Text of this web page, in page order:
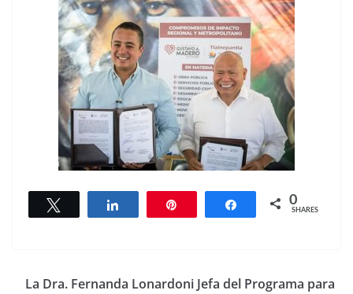
Share 0
SHARES
La Dra. Fernanda Lonardoni Jefa del Programa para